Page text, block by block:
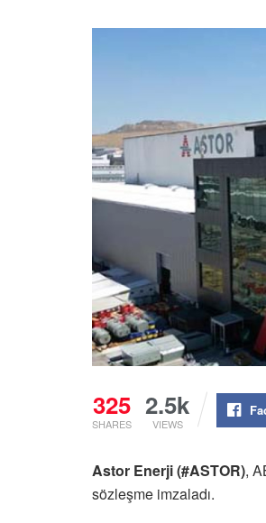
325
SHARES
2.5k
VIEWS
Astor Enerji (#ASTOR),
sözleşme imzaladı.